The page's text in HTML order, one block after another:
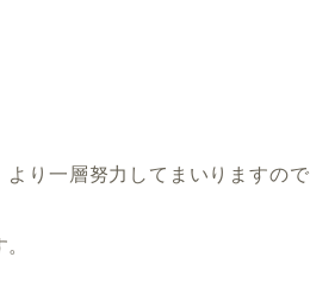
り一層努力してまいりますので